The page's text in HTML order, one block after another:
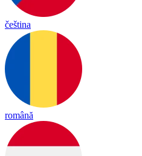
čeština
română